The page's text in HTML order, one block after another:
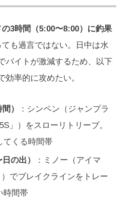
3時間（5:00〜8:00）に釣果
ても過言ではない。日中は水
バイトが激減するため、以下
効率的に攻めたい。
）
：シンペン（ジャンプラ
」）をスローリトリーブ。
てくる時間帯
の出）
：ミノー（アイマ
）でブレイクラインをトレー
時間帯